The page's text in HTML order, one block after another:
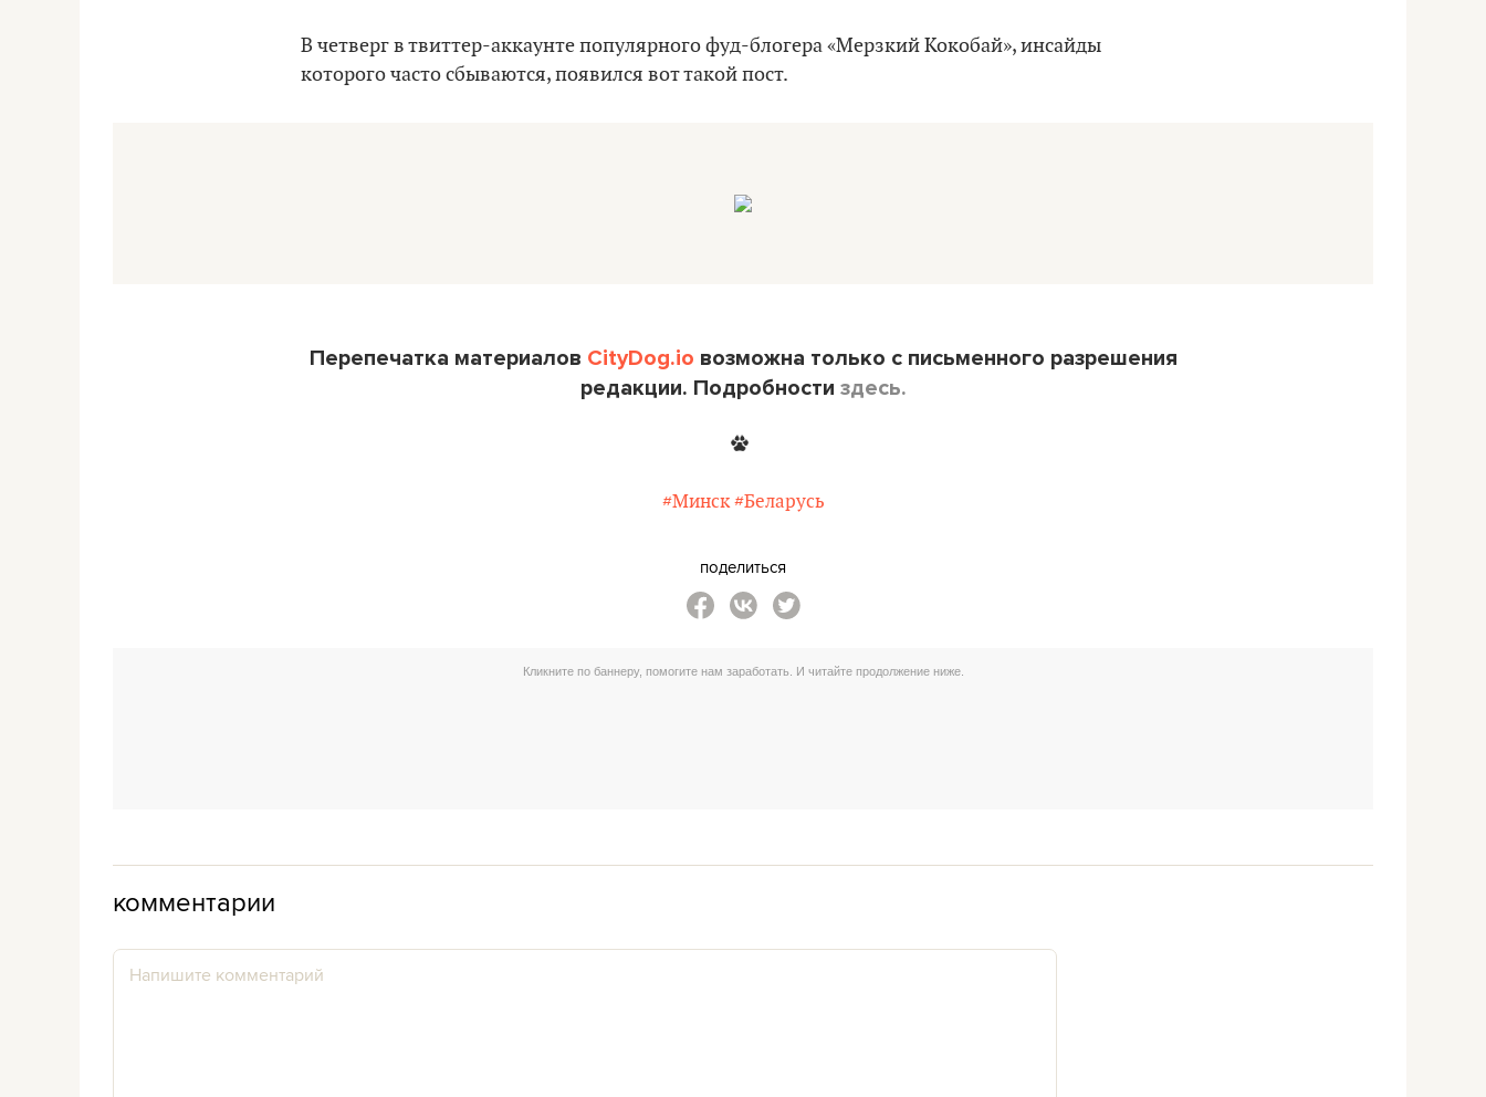
В четверг в твиттер-аккаунте популярного фуд-блогера «Мерзкий Кокобай», инсайды
которого часто сбываются, появился вот такой пост.
Перепечатка материалов CityDog.io возможна только с письменного разрешения
редакции. Подробности здесь.
#Минск #Беларусь
поделиться
комментарии